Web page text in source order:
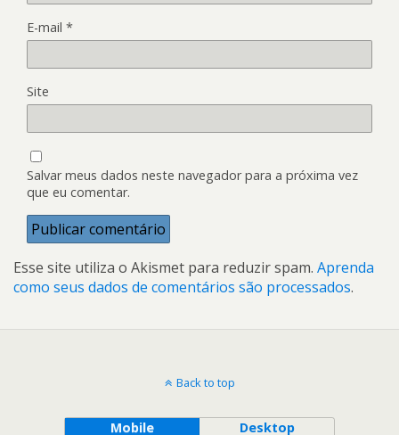
E-mail *
Site
Salvar meus dados neste navegador para a próxima vez
que eu comentar.
Esse site utiliza o Akismet para reduzir spam. Aprenda
como seus dados de comentários são processados.
Back to top
Mobile Desktop